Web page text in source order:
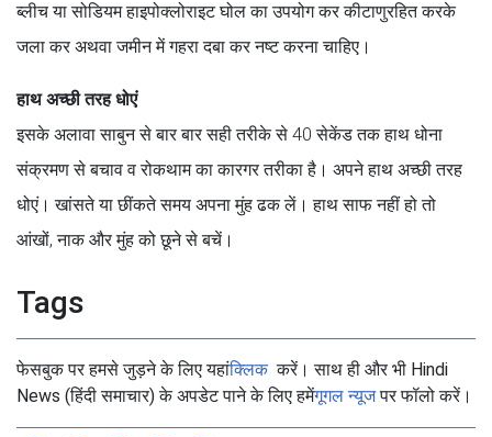
ब्लीच या सोडियम हाइपोक्लोराइट घोल का उपयोग कर कीटाणुरहित करके
जला कर अथवा जमीन में गहरा दबा कर नष्ट करना चाहिए।
हाथ अच्छी तरह धोएं
इसके अलावा साबुन से बार बार सही तरीके से 40 सेकेंड तक हाथ धोना
संक्रमण से बचाव व रोकथाम का कारगर तरीका है। अपने हाथ अच्छी तरह
धोएं। खांसते या छींकते समय अपना मुंह ढक लें। हाथ साफ नहीं हो तो
आंखों, नाक और मुंह को छूने से बचें।
Tags
फेसबुक पर हमसे जुड़ने के लिए यहांक्लिककरें। साथ ही और भी Hindi
News (हिंदी समाचार) के अपडेट पाने के लिए हमेंगूगल न्यूजपर फॉलो करें।